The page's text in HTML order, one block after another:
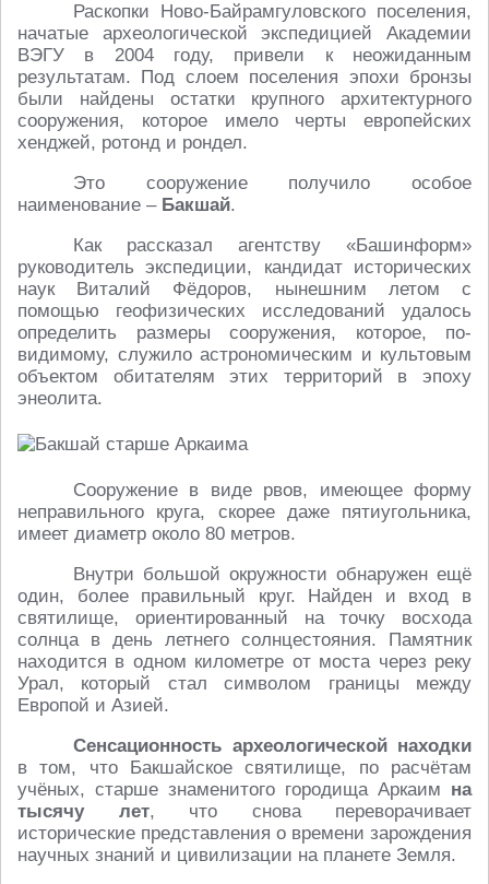
Раскопки Ново-Байрамгуловского поселения,
начатые археологической экспедицией Академии
ВЭГУ в 2004 году, привели к неожиданным
результатам. Под слоем поселения эпохи бронзы
были найдены остатки крупного архитектурного
сооружения, которое имело черты европейских
хенджей, ротонд и рондел.
Это сооружение получило особое
наименование – Бакшай.
Как рассказал агентству «Башинформ»
руководитель экспедиции, кандидат исторических
наук Виталий Фёдоров, нынешним летом с
помощью геофизических исследований удалось
определить размеры сооружения, которое, по-
видимому, служило астрономическим и культовым
объектом обитателям этих территорий в эпоху
энеолита.
Сооружение в виде рвов, имеющее форму
неправильного круга, скорее даже пятиугольника,
имеет диаметр около 80 метров.
Внутри большой окружности обнаружен ещё
один, более правильный круг. Найден и вход в
святилище, ориентированный на точку восхода
солнца в день летнего солнцестояния. Памятник
находится в одном километре от моста через реку
Урал, который стал символом границы между
Европой и Азией.
Сенсационность археологической находки
в том, что Бакшайское святилище, по расчётам
учёных, старше знаменитого городища Аркаим на
тысячу лет, что снова переворачивает
исторические представления о времени зарождения
научных знаний и цивилизации на планете Земля.